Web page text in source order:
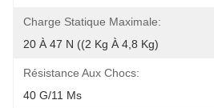
Charge Statique Maximale:
20 À 47 N ((2 Kg À 4,8 Kg)
Résistance Aux Chocs:
40 G/11 Ms